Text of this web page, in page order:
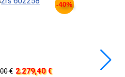
-40%
€ 2.279,40 €